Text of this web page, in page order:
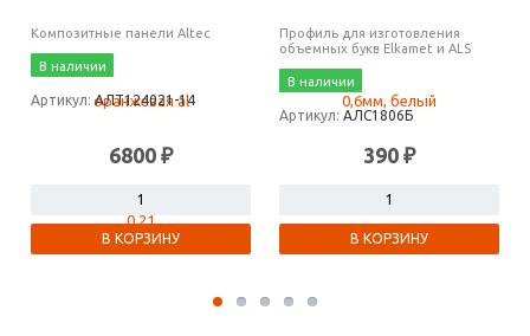
Композитные панели Altec
В наличии
Артикул:АЛТ124021-14
6800 ₽
В КОРЗИНУ
Профиль для изготовления
объемных букв Elkamet и ALS
В наличии
Артикул: АЛС1806Б
390 ₽
В КОРЗИНУ